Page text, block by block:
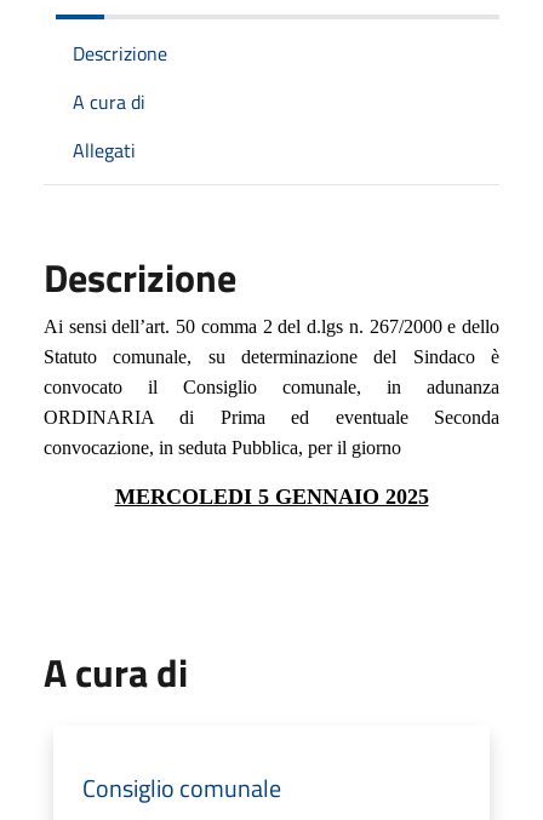
Descrizione
A cura di
Allegati
Descrizione
Ai sensi dell’art. 50 comma 2 deld.lgs n. 267/2000 e dello
Statuto comunale, su determinazione del Sindaco è
convocato il Consiglio comunale, in adunanza
ORDINARIA di Prima ed eventuale Seconda
convocazione, in seduta Pubblica, per il giorno
MERCOLEDI 5 GENNAIO 2025
A cura di
Consiglio comunale